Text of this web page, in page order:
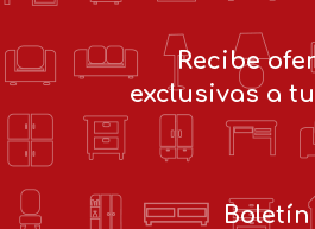
Recibe
exclusivas a
Boletín